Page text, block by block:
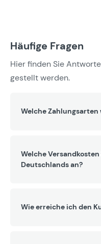
Häufige Fragen
Hier finden Sie
gestellt werden.
Welche
Welche
Deutschlands an?
Wie erreiche ich den